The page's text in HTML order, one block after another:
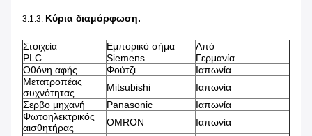
3.1.3. Κύρια διαμόρφωση.
Στοιχεία Εμπορικό σήμα
Από
PLC
Siemens
Γερμανία
Οθόνη αφής
Φούτζι
Ιαπωνία
Μετατροπέας
συχνότητας
Mitsubishi
Ιαπωνία
Σερβο μηχανή
Panasonic
Ιαπωνία
Φωτοηλεκτρικός
αισθητήρας
OMRON
Ιαπωνία